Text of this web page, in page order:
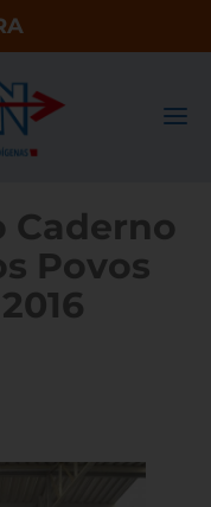
Caderno
Povos